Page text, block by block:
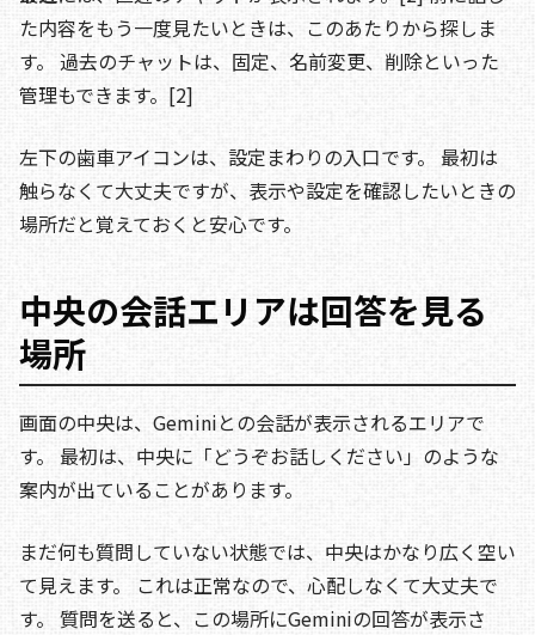
た内容をもう一度見たいときは、このあたりから探しま
す。 過去のチャットは、固定、名前変更、削除といった
管理もできます。[2]
左下の歯車アイコンは、設定まわりの入口です。 最初は
触らなくて大丈夫ですが、表示や設定を確認したいときの
場所だと覚えておくと安心です。
中央の会話エリアは回答を見る
場所
画面の中央は、Geminiとの会話が表示されるエリアで
す。 最初は、中央に「どうぞお話しください」のような
案内が出ていることがあります。
まだ何も質問していない状態では、中央はかなり広く空い
て見えます。 これは正常なので、心配しなくて大丈夫で
す。 質問を送ると、この場所にGeminiの回答が表示さ